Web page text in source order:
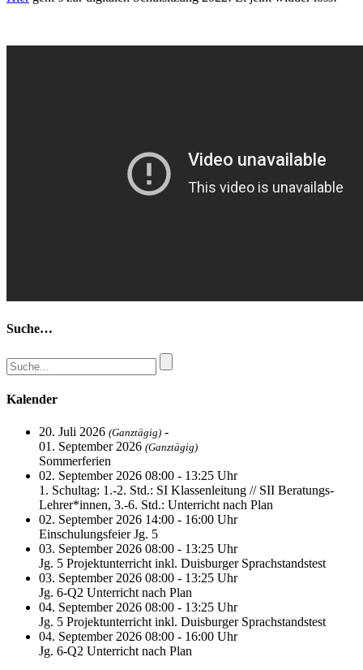
Suche…
Kalender
20. Juli 2026 (Ganztägig) -
01. September 2026 (Ganztägig)
Sommerferien
02. September 2026 08:00 - 13:25 Uhr
1. Schultag: 1.-2. Std.: SI Klassenleitung // SII Beratungs-
Lehrer*innen, 3.-6. Std.: Unterricht nach Plan
02. September 2026 14:00 - 16:00 Uhr
Einschulungsfeier Jg. 5
03. September 2026 08:00 - 13:25 Uhr
Jg. 5 Projektunterricht inkl. Duisburger Sprachstandstest
03. September 2026 08:00 - 13:25 Uhr
Jg. 6-Q2 Unterricht nach Plan
04. September 2026 08:00 - 13:25 Uhr
Jg. 5 Projektunterricht inkl. Duisburger Sprachstandstest
04. September 2026 08:00 - 16:00 Uhr
Jg. 6-Q2 Unterricht nach Plan